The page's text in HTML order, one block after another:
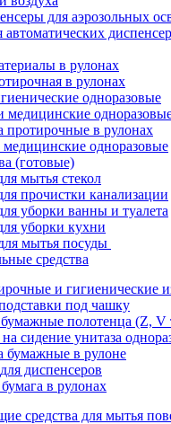
для аэрозольных
в рулонах
в рулонах
одноразовые
медицинские
протирочные в рулонах
одноразовые
(готовые)
мытья стекол
прочистки канализации
уборки ванны и туалета
уборки кухни
мытья посуды
средства
и гигиенические
под чашку
полотенца (Z, V
сидение унитаза
бумажные в рулоне
диспенсеров
в рулонах
средства для мытья